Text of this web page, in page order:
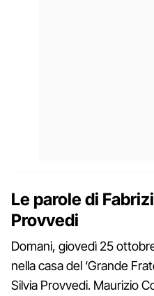
Le parole di
Provvedi
Domani, giovedì 25
nella casa del ‘Grande
Silvia Provvedi. Maurizio